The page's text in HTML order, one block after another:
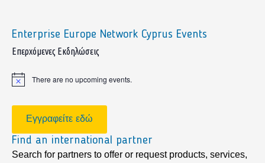
Enterprise Europe Network Cyprus Events
sidebar
Επερχόμενες Εκδηλώσεις
Notice There are no upcoming events.
Εγγραφείτε εδώ
Find an international partner
Search for partners to offer or request products, services,